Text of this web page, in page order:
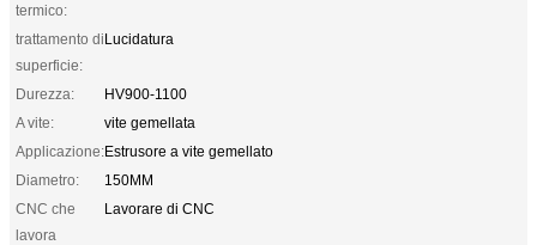
termico:
trattamento di
superficie:
Lucidatura
Durezza:
HV900-1100
A vite:
vite gemellata
Applicazione:Estrusore a vite gemellato
Diametro:
150MM
CNC che
lavora
Lavorare di CNC